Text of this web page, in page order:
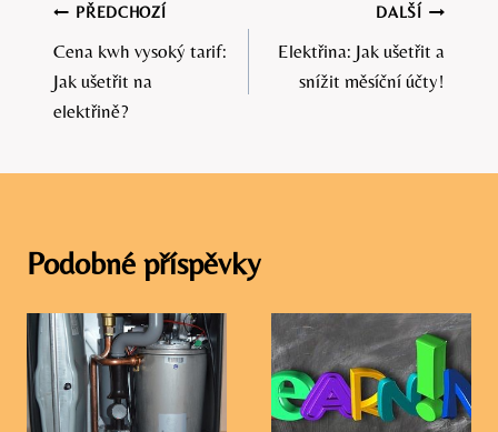
Navigace
pro
příspěvek
PŘEDCHOZÍ
Cena kwh vysoký tarif:
Jak ušetřit na
elektřině?
DALŠÍ
Elektřina: Jak ušetřit a
snížit měsíční účty!
Podobné příspěvky